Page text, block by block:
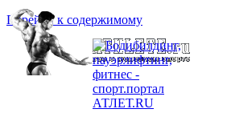
Перейти к содержимому